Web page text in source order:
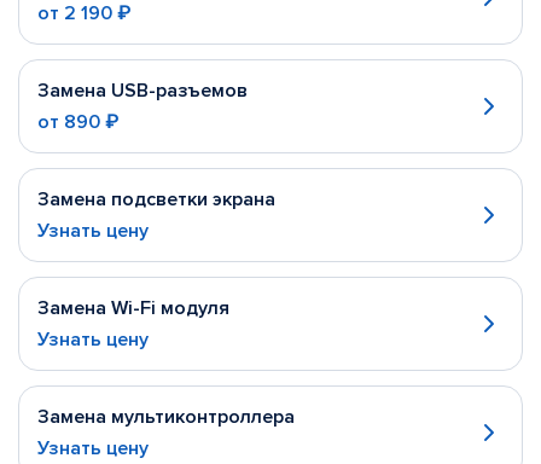
от 2 190 ₽
Замена USB-разъемов
от 890 ₽
Замена подсветки экрана
Узнать цену
Замена Wi-Fi модуля
Узнать цену
Замена мультиконтроллера
Узнать цену